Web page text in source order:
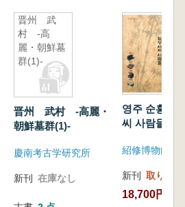
晋州 武
村 -高
麗・朝鮮墓
群(1)-
晋州 武村 -高麗・
朝鮮墓群(1)-
慶南考古学研究所
新刊 在庫なし
영주 순흥의
씨 사람들(栄
달성서씨문
徐氏門中寄
別展図録) (
紹修博物館
新刊 取り寄せ
18,700円